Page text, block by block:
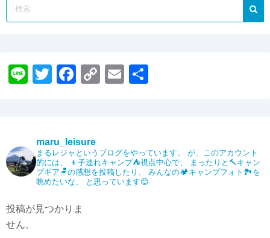
Li
T
er
F
b
o
o
k
C
Li
n
k
E
maru_leisure
まるレジャというブログをやっています。 が、このアカウント
的には、
👦子連れキャンプ⛺️視点中心で、
まったりと🔨キャン
プギア🪑の感想を投稿したり、
みんなの🏕️キャンプフォト🏞️を
眺めたいな、
と思っています😊
投稿が見つかりま
せん。